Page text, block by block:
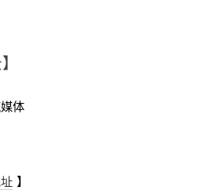
体
】